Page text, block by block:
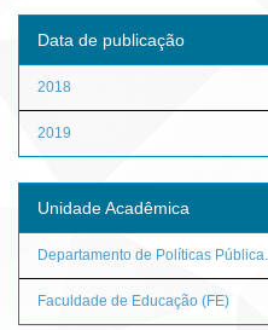
Data de publicação
2018
2019
Unidade Acadêmica
Departamento de Políticas Pública...
Faculdade de Educação (FE)